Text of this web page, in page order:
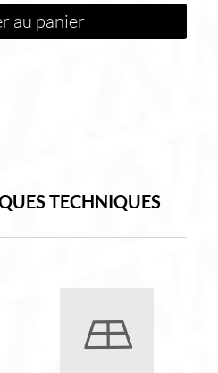
au panier
TECHNIQUES